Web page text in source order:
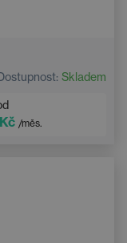
Skladem
/měs.